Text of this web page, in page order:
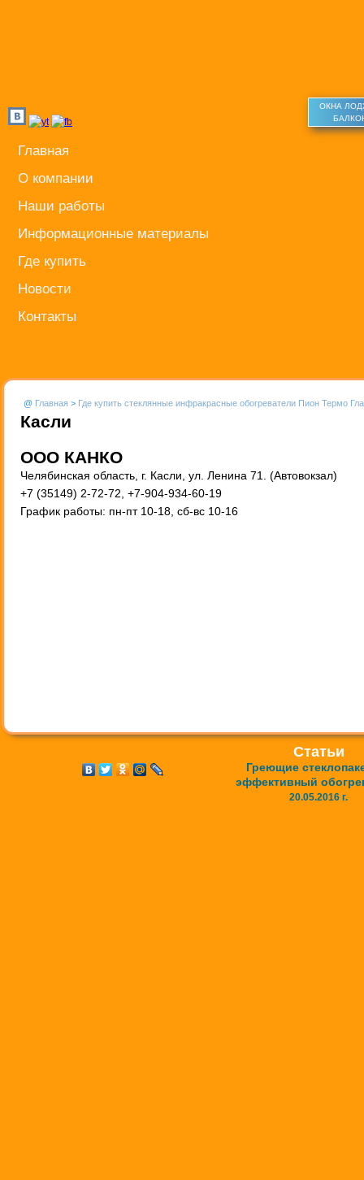
ОКНА
Главная
О компании
Наши работы
Информационные материалы
Где купить
Новости
Контакты
@ Главная > Где купить стеклянные инфракрасные обогреватели Пион Термо
Касли
ООО КАНКО
Челябинская область, г. Касли, ул. Ленина 71. (Автовокзал)
+7 (35149) 2-72-72, +7-904-934-60-19
График работы: пн-пт 10-18, сб-вс 10-16
Статьи
Греющие
эффективный
20.05.2016 г.